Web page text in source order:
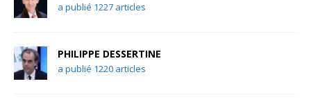
a publié 1227 articles
PHILIPPE DESSERTINE
a publié 1220 articles